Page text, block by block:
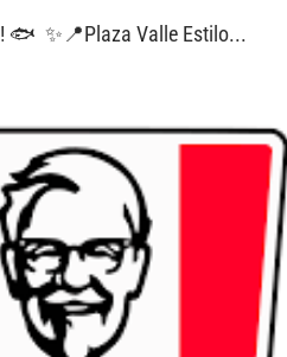
🐟 ✨📍Plaza Valle Estilo...